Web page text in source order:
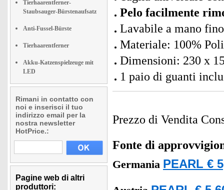
Tierhaarentferner-
Staubsauger-Bürstenaufsatz
Anti-Fussel-Bürste
Tierhaarentferner
Akku-Katzenspielzeuge mit
LED
Rimani in contatto con
noi e inserisci il tuo
indirizzo email per la
nostra newsletter
HotPrice.:
Pagine web di altri
produttori:
Pelo facilmente
Lavabile a mano
Materiale: 100%
Dimensioni: 230 x
1 paio di guanti
Prezzo di Vendita
Fonte di
Germania PEARL €